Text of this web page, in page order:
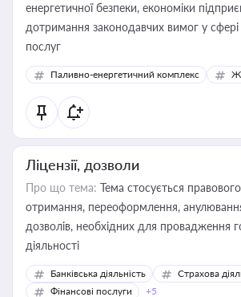
енергетичної безпеки, економіки
дотримання законодавчих вимог у
послуг
Паливно-енергетичний комплекс
Ліцензії, дозволи
Про що тема: Тема стосується
отримання, переоформлення, анулювання
дозволів, необхідних для провадження
діяльності
Банківська діяльність
Страхова
Фінансові послуги
+5